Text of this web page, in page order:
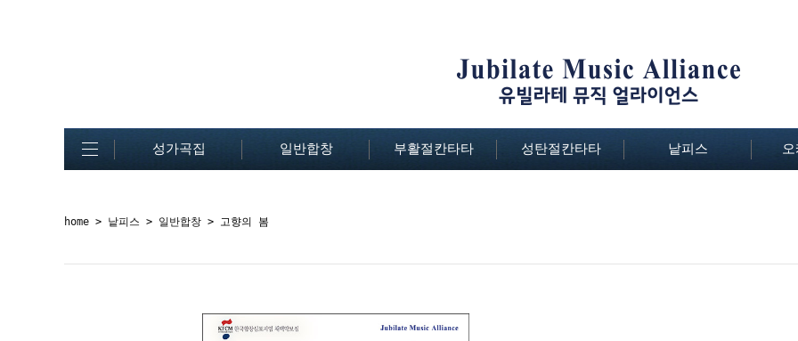
성가곡집 일반합창 부활절칸타타 성탄절칸타타 낱피스
home > 낱피스 > 일반합창 > 고향의 봄